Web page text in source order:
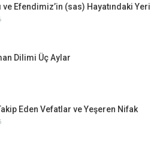
ve Efendimiz’in (sas) Hayatındaki Yeri
Dilimi Üç Aylar
Eden Vefatlar ve Yeşeren Nifak